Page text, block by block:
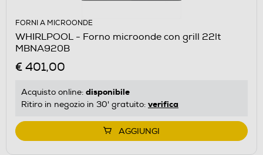
FORNI A MICROONDE
WHIRLPOOL - Forno microonde con grill 22lt
MBNA920B
€ 401,00
Acquisto online: disponibile
Ritiro in negozio in 30' gratuito: verifica
AGGIUNGI